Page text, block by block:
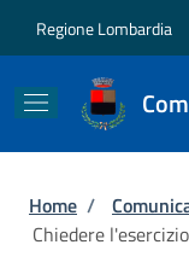
Regione Lombardia
Briciole
Home /
Chiedere